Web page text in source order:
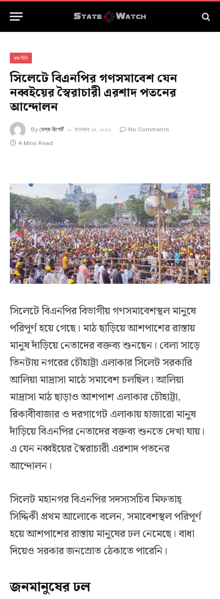
রাজনীতি
সিলেটে বিএনপির গণসমাবেশ যেন
নব্বইয়ের স্বৈরাচারী এরশাদ পতনের
আন্দোলন
By ডেস্ক রিপোর্ট নভেম্বর ১৯, ২০২২
No Comments
4 Mins Read
সিলেটে বিএনপির বিভাগীয় গণসমাবেশস্থল মানুষে
পরিপূর্ণ হয়ে গেছে। মাঠ ছাড়িয়ে আশপাশের রাস্তায়
মানুষ দাঁড়িয়ে নেতাদের বক্তব্য শুনছেন। বেলা সাড়ে
তিনটায় নগরের চৌহাট্টা এলাকার সিলেট সরকারি
আলিয়া মাদ্রাসা মাঠে সমাবেশ চলছিল। আলিয়া
মাদ্রাসা মাঠ ছাড়াও আশপাশ এলাকার চৌহাট্টা,
রিকাবীবাজার ও দরগাগেট এলাকায় হাজারো মানুষ
দাঁড়িয়ে বিএনপির নেতাদের বক্তব্য শুনতে দেখা যায়।
এ যেন নব্বইয়ের স্বৈরাচারী এরশাদ পতনের
আন্দোলন।
সিলেট মহানগর বিএনপির সদস্যসচিব মিফতাহ্
সিদ্দিকী প্রথম আলোকে বলেন, সমাবেশস্থল পরিপূর্ণ
হয়ে আশপাশের রাস্তায় মানুষের ঢল নেমেছে। বাধা
দিয়েও সরকার জনস্রোত ঠেকাতে পারেনি।
জনমানুষের ঢল